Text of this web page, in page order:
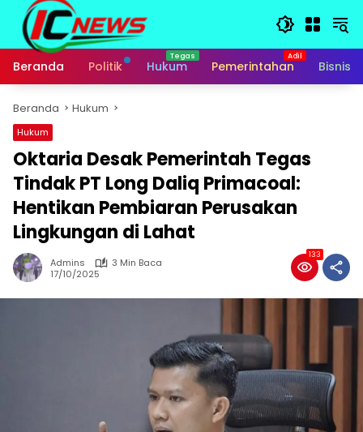
Langsung
konten
Beranda
Politik Hukum Pemerintahan Bisnis
Beranda Hukum
Hukum
Oktaria Desak Pemerintah Tegas
Tindak PT Long Daliq Primacoal:
Hentikan Pembiaran Perusakan
Lingkungan di Lahat
Admins
3 Min Baca
17/10/2025
133